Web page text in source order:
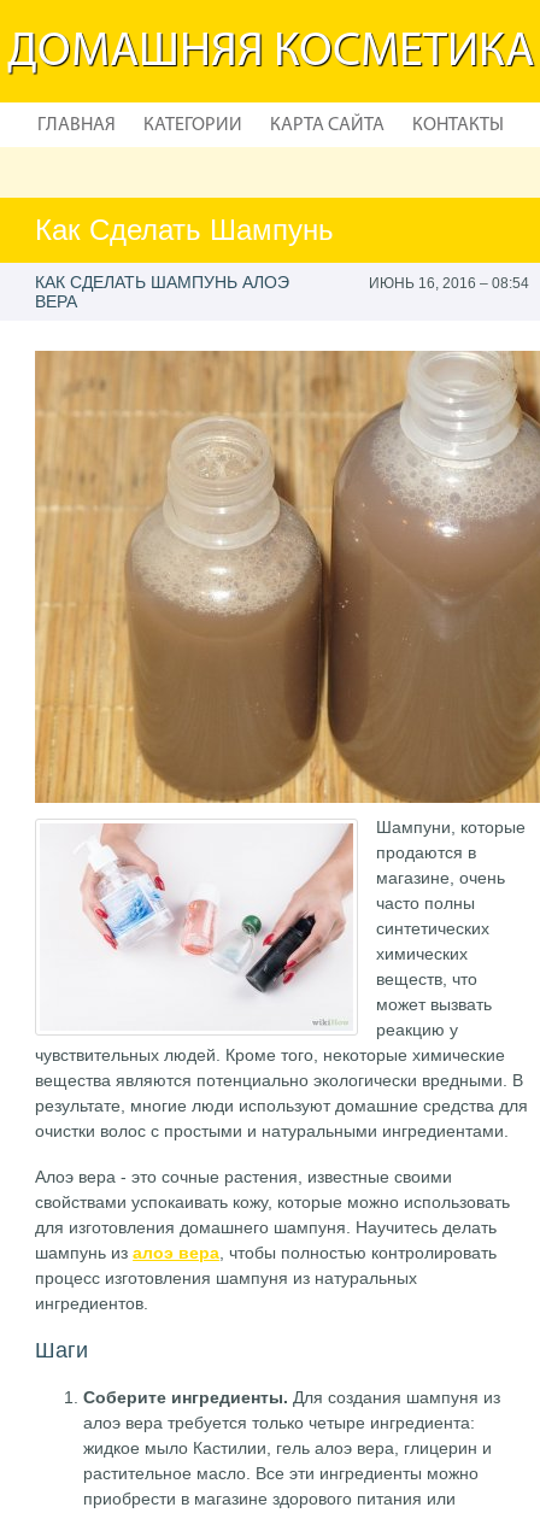
ДОМАШНЯЯ КОСМЕТИКА
ГЛАВНАЯ КАТЕГОРИИ КАРТА САЙТА КОНТАКТЫ
Как Сделать Шампунь
КАК СДЕЛАТЬ ШАМПУНЬ АЛОЭ
ВЕРА
ИЮНЬ 16, 2016 – 08:54
Шампуни, которые
продаются в
магазине, очень
часто полны
синтетических
химических
веществ, что
может вызвать
реакцию у
чувствительных людей. Кроме того, некоторые химические
вещества являются потенциально экологически вредными. В
результате, многие люди используют домашние средства для
очистки волос с простыми и натуральными ингредиентами.
Алоэ вера - это сочные растения, известные своими
свойствами успокаивать кожу, которые можно использовать
для изготовления домашнего шампуня. Научитесь делать
шампунь изалоэ вера , чтобы полностью контролировать
процесс изготовления шампуня из натуральных
ингредиентов.
Шаги
Соберите ингредиенты. Для создания шампуня из
алоэ вера требуется только четыре ингредиента:
жидкое мыло Кастилии, гель алоэ вера, глицерин и
растительное масло. Все эти ингредиенты можно
приобрести в магазине здорового питания или